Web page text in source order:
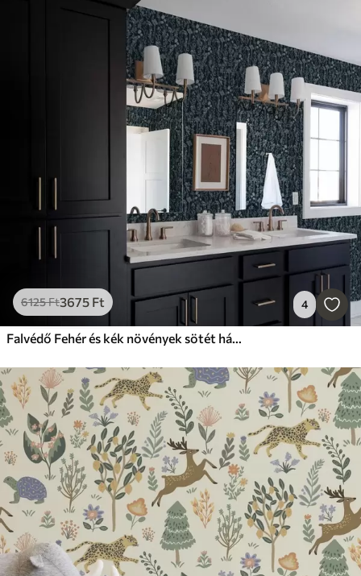
6125Ft3675 Ft 4
Falvédő Fehér és kék növények sötét háttéren